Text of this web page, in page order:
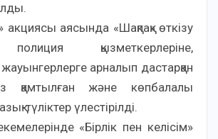
акциясы аясында «Шақпақ» өткізу
қызметкерлеріне,
жауынгерлерге арналып дастарқан
қамтылған және көпбалалы
түліктер үлестірілді.
«Бірлік пен келісім»